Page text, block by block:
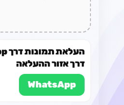
דרך אזור ההעלאה
WhatsApp